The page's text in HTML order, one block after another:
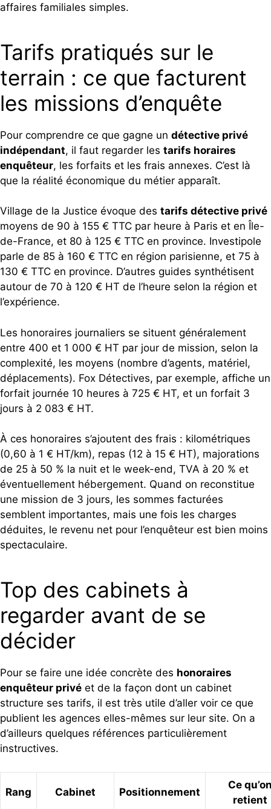
affaires familiales simples.
Tarifs pratiqués sur le
terrain : ce que facturent
les missions d’enquête
Pour comprendre ce que gagne un détective privé
indépendant, il faut regarder les tarifs horaires
enquêteur, les forfaits et les frais annexes. C’est là
que la réalité économique du métier apparaît.
Village de la Justice évoque des tarifs détective privé
moyens de 90 à 155 € TTC par heure à Paris et en Île-
de-France, et 80 à 125 € TTC en province. Investipole
parle de 85 à 160 € TTC en région parisienne, et 75 à
130 € TTC en province. D’autres guides synthétisent
autour de 70 à 120 € HT de l’heure selon la région et
l’expérience.
Les honoraires journaliers se situent généralement
entre 400 et 1 000 € HT par jour de mission, selon la
complexité, les moyens (nombre d’agents, matériel,
déplacements). Fox Détectives, par exemple, affiche un
forfait journée 10 heures à 725 € HT, et un forfait 3
jours à 2 083 € HT.
À ces honoraires s’ajoutent des frais : kilométriques
(0,60 à 1 € HT/km), repas (12 à 15 € HT), majorations
de 25 à 50 % la nuit et le week-end, TVA à 20 % et
éventuellement hébergement. Quand on reconstitue
une mission de 3 jours, les sommes facturées
semblent importantes, mais une fois les charges
déduites, le revenu net pour l’enquêteur est bien moins
spectaculaire.
Top des cabinets à
regarder avant de se
décider
Pour se faire une idée concrète des honoraires
enquêteur privé et de la façon dont un cabinet
structure ses tarifs, il est très utile d’aller voir ce que
publient les agences elles-mêmes sur leur site. On a
d’ailleurs quelques références particulièrement
instructives.
Rang Cabinet Positionnement
Ce
retient